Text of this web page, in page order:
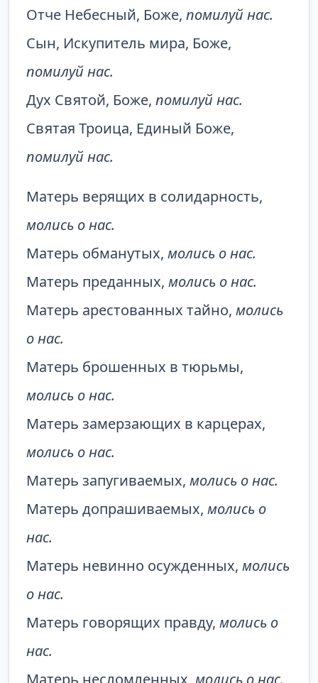
Отче Небесный, Боже, помилуй нас.
Сын, Искупитель мира, Боже,
помилуй нас.
Дух Святой, Боже, помилуй нас.
Святая Троица, Единый Боже,
помилуй нас.
Матерь верящих в солидарность,
молись о нас.
Матерь обманутых, молись о нас.
Матерь преданных, молись о нас.
Матерь арестованных тайно, молись
о нас.
Матерь брошенных в тюрьмы,
молись о нас.
Матерь замерзающих в карцерах,
молись о нас.
Матерь запугиваемых, молись о нас.
Матерь допрашиваемых, молись о
нас.
Матерь невинно осужденных, молись
о нас.
Матерь говорящих правду, молись о
нас.
Матерь несломленных, молись о нас.